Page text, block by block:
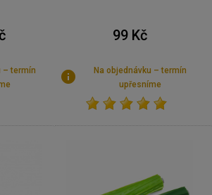
– termín
99 Kč
Na objednávku – termín
upřesníme